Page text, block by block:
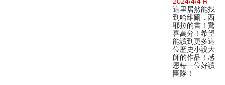
這里居然能找
到哈維爾．西
耶拉的書！驚
喜萬分！希望
能讀到更多這
位歷史小說大
師的作品！感
恩每一位好讀
團隊！